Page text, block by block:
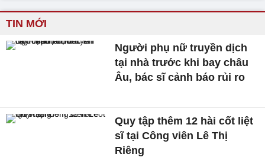
TIN MỚI
Người phụ nữ truyền dịch
tại nhà trước khi bay châu
Âu, bác sĩ cảnh báo rủi ro
Quy tập thêm 12 hài cốt liệt
sĩ tại Công viên Lê Thị
Riêng